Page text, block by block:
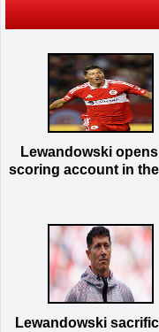
Lewandowski
scoring account in
Lewandowski